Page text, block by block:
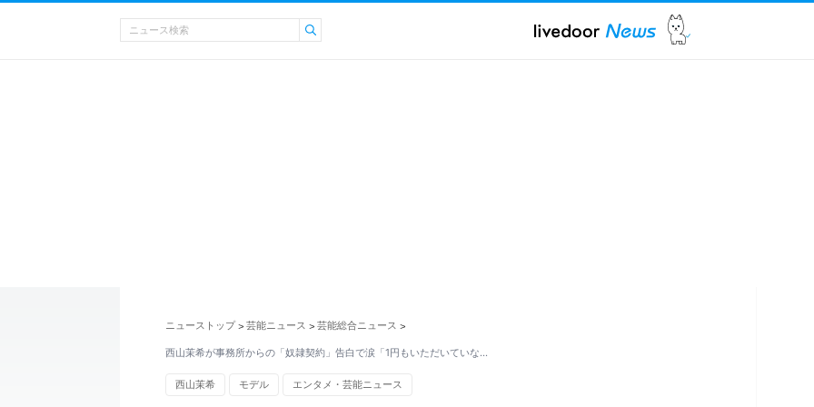
ニューストップ > 芸能ニュース > 芸能総合ニュース >
西山茉希が事務所からの「奴隷契約」告白で涙「1円もいただいていな…
西山茉希 モデル エンタメ・芸能ニュース